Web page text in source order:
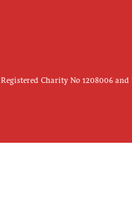
Registered Charity No 1208006 and